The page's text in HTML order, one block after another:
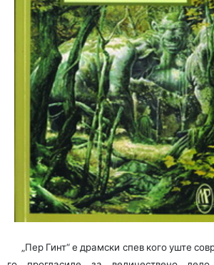
„Пер Гинт“ е драмски спев кого уште